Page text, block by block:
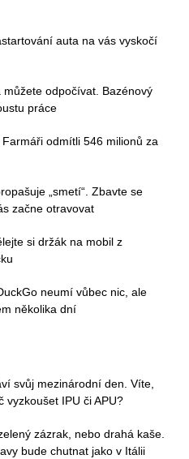
auta na vás vyskočí
odpočívat. Bazénový
práce
odmítli 546 milionů za
„smetí“. Zbavte se
začne otravovat
si držák na mobil z
neumí vůbec nic, ale
několika dní
svůj mezinárodní den. Víte,
vyzkoušet IPU či APU?
zázrak, nebo drahá kaše.
bude chutnat jako v Itálii